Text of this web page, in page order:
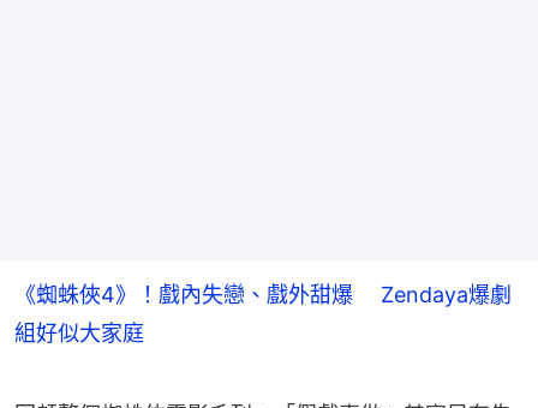
《蜘蛛俠4》！戲內失戀、戲外甜爆 Zendaya爆劇
組好似大家庭